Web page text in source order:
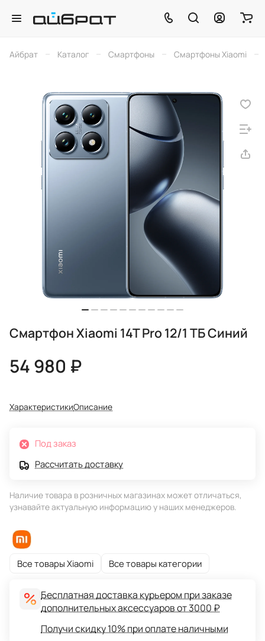
Айбрат – Каталог – Смартфоны – Смартфоны Xiaomi –
Смартфон Xiaomi 14T Pro 12/1 ТБ Синий
54 980 ₽
ХарактеристикиОписание
Под заказ
Рассчитать доставку
Наличие товара в розничных магазинах может отличаться,
узнавайте актуальную информацию у наших менеджеров.
Все товары Xiaomi Все товары категории
Бесплатная доставка курьером при заказе
дополнительных аксессуаров от 3000 ₽
Получи скидку 10% при оплате наличными